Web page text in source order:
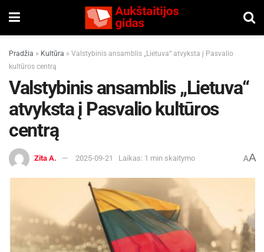
Pradžia » Kultūra » Valstybinis ansamblis „Lietuva“ atvyksta į Pasvalio
kultūros centrą
Valstybinis ansamblis „Lietuva“
atvyksta į Pasvalio kultūros
centrą
Zita A. 2025-09-21 Laikas: 1 min skaitymo AA